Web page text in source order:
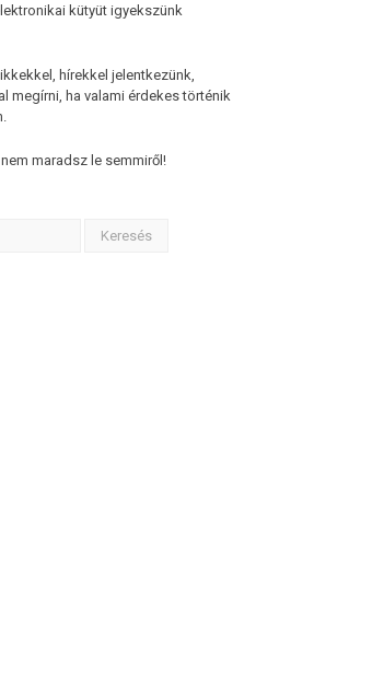
kütyüt igyekszünk
hírekkel jelentkezünk,
megírni, ha valami érdekes történik
maradsz le semmiről!